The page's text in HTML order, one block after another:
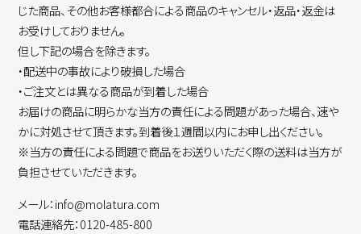
じた商品、その他お客様都合による商品のキャンセル・返品・返金は
お受けしておりません。
但し下記の場合を除きます。
・配送中の事故により破損した場合
・ご注文とは異なる商品が到着した場合
お届けの商品に明らかな当方の責任による問題があった場合、速や
かに対処させて頂きます。到着後１週間以内にお申し出ください。
※当方の責任による問題で商品をお送りいただく際の送料は当方が
負担させていただきます。
メール：info@molatura.com
電話連絡先：0120-485-800